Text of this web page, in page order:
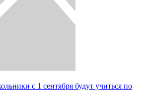
с 1 сентября будут учиться по